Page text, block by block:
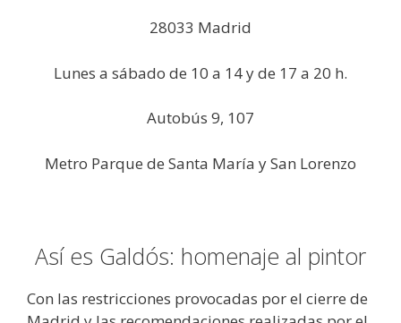
28033 Madrid
Lunes a sábado de 10 a 14 y de 17 a 20 h.
Autobús 9, 107
Metro Parque de Santa María y San Lorenzo
Así es Galdós: homenaje al pintor
Con las restricciones provocadas por el cierre de